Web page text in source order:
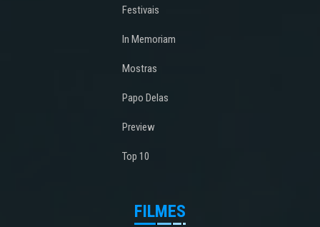
Festivais
In Memoriam
Mostras
Papo Delas
Preview
Top 10
FILMES